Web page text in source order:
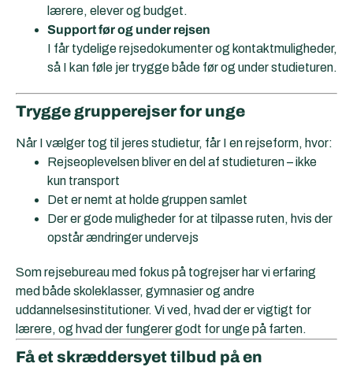
lærere, elever og budget.
Support før og under rejsen
I får tydelige rejsedokumenter og kontaktmuligheder,
så I kan føle jer trygge både før og under studieturen.
Trygge grupperejser for unge
Når I vælger tog til jeres studietur, får I en rejseform, hvor:
Rejseoplevelsen bliver en del af studieturen – ikke
kun transport
Det er nemt at holde gruppen samlet
Der er gode muligheder for at tilpasse ruten, hvis der
opstår ændringer undervejs
Som rejsebureau med fokus på togrejser har vi erfaring
med både skoleklasser, gymnasier og andre
uddannelsesinstitutioner. Vi ved, hvad der er vigtigt for
lærere, og hvad der fungerer godt for unge på farten.
Få et skræddersyet tilbud på en